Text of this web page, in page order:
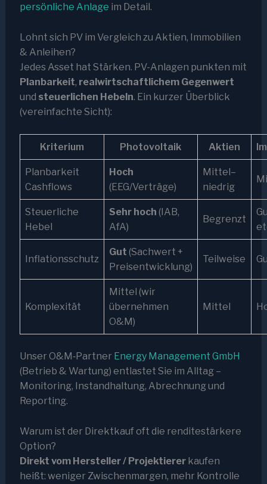
persönliche Anlage im Detail.
Lohnt sich PV im Vergleich zu Aktien, Immobilien
& Anleihen?
Jedes Asset hat Stärken. PV-Anlagen punkten mit
Planbarkeit, realwirtschaftlichem Gegenwert
und steuerlichen Hebeln. Ein kurzer Überblick
(vereinfachte Sicht):
Kriterium Photovoltaik Aktien
Planbarkeit
Cashflows
Hoch
(EEG/Verträge)
Mittel–
niedrig
Steuerliche
Hebel
Sehr hoch (IAB,
AfA)
Begrenzt
Inflationsschutz
Gut (Sachwert +
Preisentwicklung)
Teilweise
Komplexität
Mittel (wir
übernehmen
O&M)
Mittel
Unser O&M‑Partner Energy Management GmbH
(Betrieb & Wartung) entlastet Sie im Alltag –
Monitoring, Instandhaltung, Abrechnung und
Reporting.
Warum ist der Direktkauf oft die renditestärkere
Option?
Direkt vom Hersteller / Projektiererkaufen
heißt: weniger Zwischenmargen, mehr Kontrolle